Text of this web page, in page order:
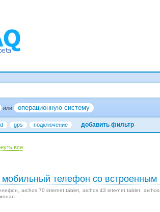
или операционную систему
gps подключение добавить фильтр
все
мобильный телефон со встроенным
archos 70 internet tablet archos 43 internet tablet